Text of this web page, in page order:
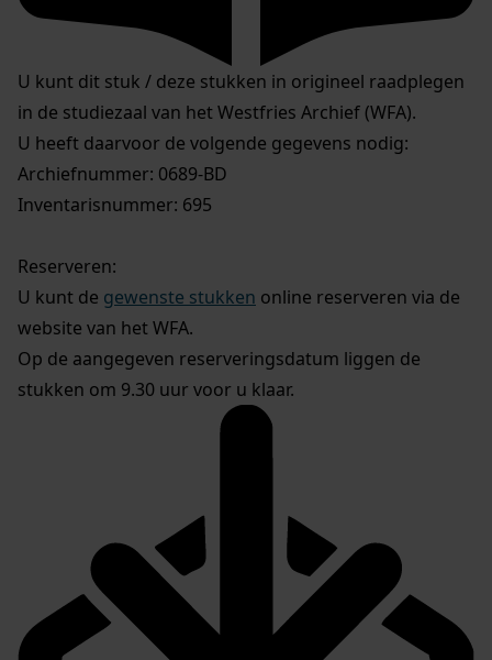
U kunt dit stuk / deze stukken in origineel raadplegen
in de studiezaal van het Westfries Archief (WFA).
U heeft daarvoor de volgende gegevens nodig:
Archiefnummer: 0689-BD
Inventarisnummer: 695
Reserveren:
U kunt de gewenste stukken online reserveren via de
website van het WFA.
Op de aangegeven reserveringsdatum liggen de
stukken om 9.30 uur voor u klaar.